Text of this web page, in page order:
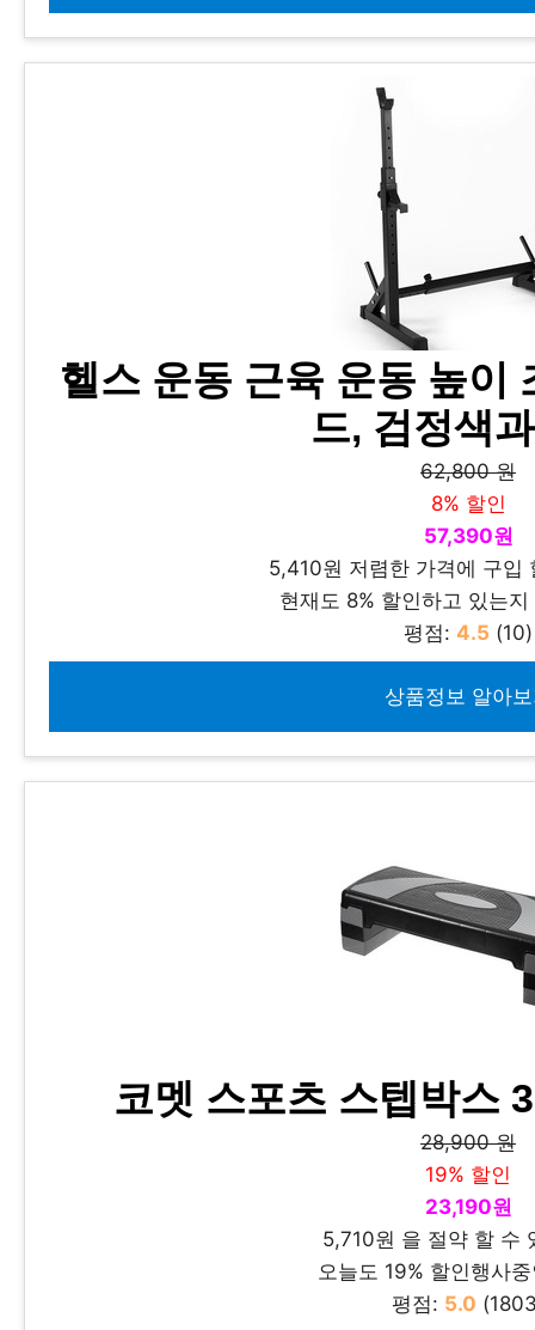
헬스 운동 근육 운동 높이
드, 검정색
62,800 원
8% 할인
57,390원
5,410원 저렴한 가격에 구입
현재도 8% 할인하고 있는
평점: 4.5 (10)
상품정보 알아
코멧 스포츠 스텝박스
28,900 원
19% 할인
23,190원
5,710원 을 절약 할 수
오늘도 19% 할인행사
평점: 5.0